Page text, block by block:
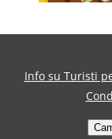
Info su Turisti